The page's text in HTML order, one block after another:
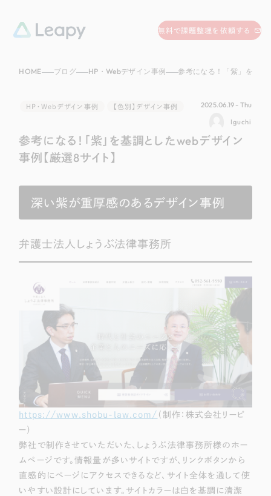
選ばれる理由
サービス
Service
サービス紹介
一過性の広告に頼らず、「仕組み」と「ノウハウ」
を残す資産型DX支援をご提供します
無料で課題整理を依頼する
無料で課題整理を依頼する
058-215-0066
無料で課題整理を依頼する
資料請求する
Web Produce
リーピーが選ばれる理由
採用サイト制作
ECサイト制作
ブランドサイト制作
ブランディング支援
コーポレート・企業サイト （278件）
ブランドサイト・サービスサイト
求人・採用サイト （61件）
Company
会社情報
HOME ブログ HP・Webデザイン事例 参考になる！「紫」を基調としたwebデ
HP・Webデザイン事例 【色別】デザイン事例 2025.06.19 - Thu
Iguchi
参考になる！「紫」を基調としたwebデザイン
事例【厳選8サイト】
深い紫が重厚感のあるデザイン事例
弁護士法人しょうぶ法律事務所
https://www.shobu-law.com/ （制作：株式会社リーピ
ー）
弊社で制作させていただいた、しょうぶ法律事務所様のホー
ムページです。情報量が多いサイトですが、リンクボタンから
直感的にページにアクセスできるなど、サイト全体を通して使
いやすい設計にしています。サイトカラーは白を基調に清潔